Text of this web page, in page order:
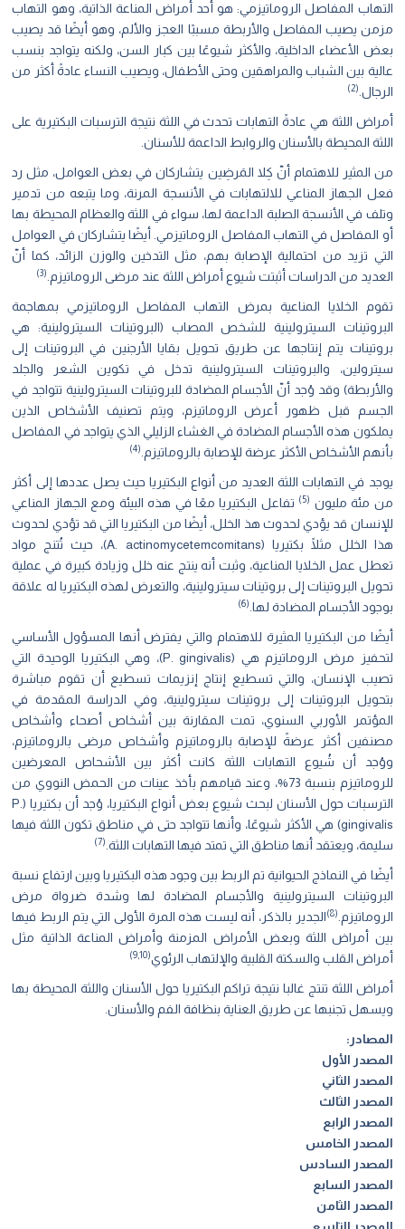
التهاب المفاصل الروماتيزمي: هو أحد أمراض المناعة الذاتية، وهو التهاب
مزمن يصيب المفاصل والأربطة مسببًا العجز والألم، وهو أيضًا قد يصيب
بعض الأعضاء الداخلية، والأكثر شيوعًا بين كبار السن، ولكنه يتواجد بنسب
عالية بين الشباب والمراهقين وحتى الأطفال، ويصيب النساء عادةً أكثر من
الرجال. (
2
)
أمراض اللثة هي عادةً التهابات تحدث في اللثة نتيجة الترسبات البكتيرية على
اللثة المحيطة بالأسنان والروابط الداعمة للأسنان.
من المثير للاهتمام أنّ كِلا المَرضِين يتشاركان في بعض العوامل، مثل رد
فعل الجهاز المناعي للالتهابات في الأنسجة المرنة، وما يتبعه من تدمير
وتلف في الأنسجة الصلبة الداعمة لها، سواء في اللثة والعظام المحيطة بها
أو المفاصل في التهاب المفاصل الروماتيزمي. أيضًا يتشاركان في العوامل
التي تزيد من احتمالية الإصابة بهم، مثل التدخين والوزن الزائد، كما أنّ
العديد من الدراسات أثبتت شيوع أمراض اللثة عند مرضى الروماتيزم. (
3
)
تقوم الخلايا المناعية بمرض التهاب المفاصل الروماتيزمي بمهاجمة
البروتينات السيترولينية للشخص المصاب (البروتينات السيترولينية: هي
بروتينات يتم إنتاجها عن طريق تحويل بقايا الأرجنين في البروتينات إلى
سيترولين، والبروتينات السيترولينية تدخل في تكوين الشعر والجلد
والأربطة) وقد وُجد أنّ الأجسام المضادة للبروتينات السيترولينية تتواجد في
الجسم قبل ظهور أعرض الروماتيزم، ويتم تصنيف الأشخاص الذين
يملكون هذه الأجسام المضادة في الغشاء الزليلي الذي يتواجد في المفاصل
بأنهم الأشخاص الأكثر عرضة للإصابة بالروماتيزم. (
4
)
يوجد في التهابات اللثة العديد من أنواع البكتيريا حيث يصل عددها إلى أكثر
من مئة مليون (
5
) تفاعل البكتيريا معًا في هذه البيئة ومع الجهاز المناعي
للإنسان قد يؤدي لحدوث هذ الخلل، أيضًا من البكتيريا التي قد تؤدي لحدوث
هذا الخلل مثلًا بكتيريا (A. actinomycetemcomitans)، حيث تُتنج مواد
تعطل عمل الخلايا المناعية، وثبت أنه ينتج عنه خلل وزيادة كبيرة في عملية
تحويل البروتينات إلى بروتينات سيترولينية، والتعرض لهذه البكتيريا له علاقة
بوجود الأجسام المضادة لها. (
6
)
أيضًا من البكتيريا المثيرة للاهتمام والتي يفترض أنها المسؤول الأساسي
لتحفيز مرض الروماتيزم هي (P. gingivalis)، وهي البكتيريا الوحيدة التي
تصيب الإنسان، والتي تسطيع إنتاج إنزيمات تسطيع أن تقوم مباشرة
بتحويل البروتينات إلى بروتينات سيترولينية، وفي الدراسة المقدمة في
المؤتمر الأوربي السنوي، تمت المقارنة بين أشخاص أصحاء وأشخاص
مصنفين أكثر عرضةً للإصابة بالروماتيزم وأشخاص مرضى بالروماتيزم،
ووُجد أن شُيوع التهابات اللثة كانت أكثر بين الأشحاص المعرضين
للروماتيزم بنسبة 73%، وعند قيامهم بأخذ عينات من الحمض النووي من
الترسبات حول الأسنان لبحث شيوع بعض أنواع البكتيريا، وُجد أن بكتيريا (P.
gingivalis) هي الأكثر شيوعًا، وأنها تتواجد حتى في مناطق تكون اللثة فيها
سليمة، ويعتقد أنها مناطق التي تمتد فيها التهابات اللثة. (
7
)
أيضًا في النماذج الحيوانية تم الربط بين وجود هذه البكتيريا وبين ارتفاع نسبة
البروتينات السيترولينية والأجسام المضادة لها وشدة ضرواة مرض
الروماتيزم. (
8
)الجدير بالذكر، أنه ليست هذه المرة الأولى التي يتم الربط فيها
بين أمراض اللثة وبعض الأمراض المزمنة وأمراض المناعة الذاتية مثل
أمراض القلب والسكتة القلبية والإلتهاب الرئوي(
9,10
)
أمراض اللثة تنتج غالبا نتيجة تراكم البكتيريا حول الأسنان واللثة المحيطة بها
ويسهل تجنبها عن طريق العناية بنظافة الفم والأسنان.
المصادر:
المصدر الأول
المصدر الثاني
المصدر الثالث
المصدر الرابع
المصدر الخامس
المصدر السادس
المصدر السابع
المصدر الثامن